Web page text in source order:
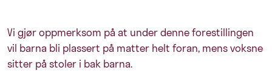
Vi gjør oppmerksom på at under denne forestillingen
vil barna bli plassert på matter helt foran, mens voksne
sitter på stoler i bak barna.